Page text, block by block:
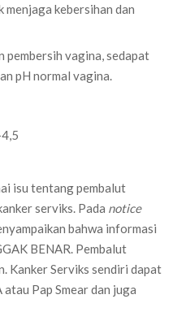
kebersihan dan
pembersih vagina, sedapat
pH normal vagina.
isu tentang pembalut
serviks. Pada notice
bahwa informasi
BENAR. Pembalut
Kanker Serviks sendiri dapat
Pap Smear dan juga